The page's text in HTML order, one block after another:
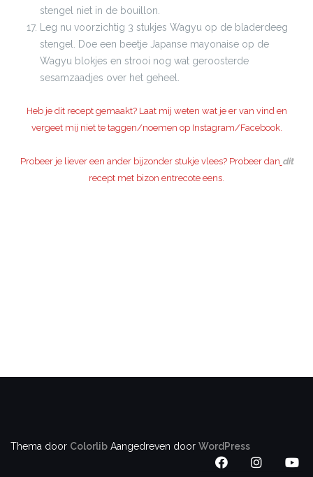
stengel niet in de bouillon.
Leg nu voorzichtig 3 stukjes Wagyu op de bladerdeeg
stengel. Doe een beetje Japanse mayonaise op de
Wagyu blokjes en strooi nog wat geroosterde
sesamzaadjes over het geheel.
Heb je dit recept gemaakt? Laat mij weten wat je er van vind en
vergeet mij niet te taggen/noemen op Instagram/Facebook.
Probeer je liever een ander bijzonder stukje vlees? Probeer dan dit
recept met bizon entrecote eens.
Thema door Colorlib Aangedreven door WordPress